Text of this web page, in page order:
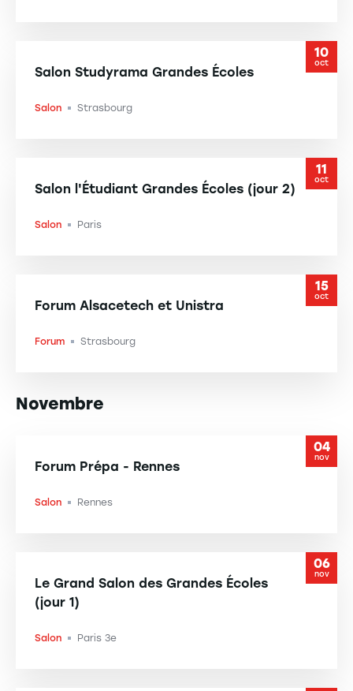
Salon Studyrama Grandes Écoles
Salon -Strasbourg
10
oct
Salon l'Étudiant Grandes Écoles (jour 2)
Salon -Paris
11
oct
Forum Alsacetech et Unistra
Forum -Strasbourg
15
oct
Novembre
Forum Prépa - Rennes
Salon -Rennes
04
nov
Le Grand Salon des Grandes Écoles
(jour 1)
Salon -Paris 3e
06
nov